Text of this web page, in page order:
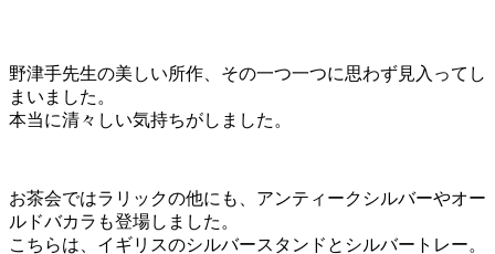
野津手先生の美しい所作、その一つ一つに思わず見入ってし
まいました。
本当に清々しい気持ちがしました。
お茶会ではラリックの他にも、アンティークシルバーやオー
ルドバカラも登場しました。
こちらは、イギリスのシルバースタンドとシルバートレー。